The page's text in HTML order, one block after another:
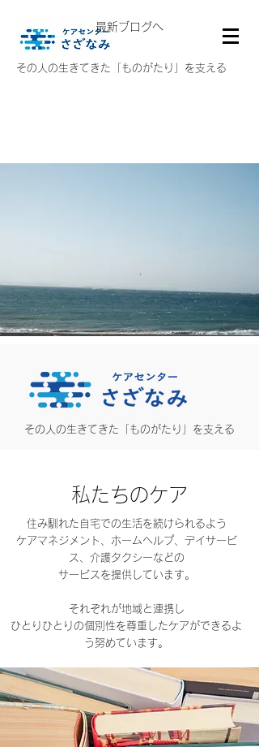
その人の生きてきた「ものがたり」を支える
最新ブログへ
その人の生きてきた「ものがたり」を支える
私たちのケア
住み馴れた自宅での生活を続けられるよう
ケアマネジメント、ホームヘルプ、デイサービ
ス、介護タクシーなどの
サービスを提供しています。
それぞれが地域と連携し
ひとりひとりの個別性を尊重したケアができるよ
う努めています。